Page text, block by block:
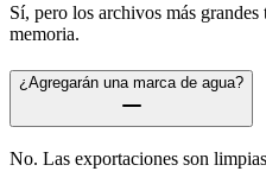
Sí, pero los archivos más grandes
memoria.
¿Agregarán una marca de agua?
No. Las exportaciones son